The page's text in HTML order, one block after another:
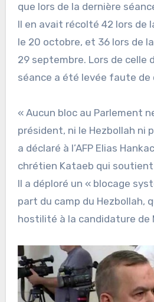
que lors de la dernière
Il en avait récolté 42 lors de
le 20 octobre, et 36 lors de
29 septembre. Lors de celle
séance a été levée faute de
« Aucun bloc au Parlement
président, ni le Hezbollah ni
a déclaré à l’AFP Elias
chrétien Kataeb qui soutient
Il a déploré un « blocage
part du camp du Hezbollah,
hostilité à la candidature de